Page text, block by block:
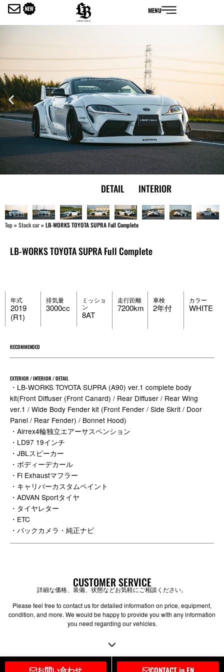
を
ッ
プ
MENU
DETAIL INTERIOR
Top »Stock car»LB-WORKS TOYOTA SUPRA Full Complete
LB-WORKS TOYOTA SUPRA Full Complete
年式
2019
(R1)
排気量
3000cc
ミッショ
ン
8AT
走行距離
7200km
車検
2年付
カラー
WHITE
RECOMMENDED
EXTERIOR / INTERIOR / DETAIL
・LB-WORKS TOYOTA SUPRA (A90) ver.1 complete body
kit(Front Diffuser (Front Canard) / Rear Diffuser / Rear Wing
ver.1 / Wide Body Fender kit (Front Fender / Side Skrit / Door
Panel / Rear Fender) / Bonnet Hood)
・Airrex4輪独立エアーサスペンション
・LD97 19インチ
・JBLスピーカー
・ボディーデカール
・Fi Exhaustマフラー
・キャリパーカスタムペイント
・ADVAN Sportタイヤ
・タイヤレター
・ETC
・バックカメラ・純正ナビ
CUSTOMER SERVICE
詳細な価格、装備、状態などお気軽にご相談ください。
Please feel free to contact us for detailed information on price, equipment,
condition, and more. We would be happy to provide you with any information
you need regarding our vehicles.